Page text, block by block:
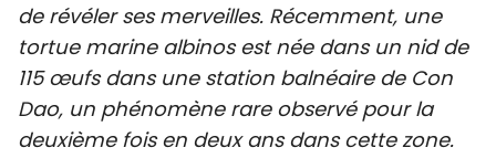
CULTURE
TOURISME
ENVIRONNEMENT
de révéler ses merveilles. Récemment, une
tortue marine albinos est née dans un nid de
115 œufs dans une station balnéaire de Con
Dao, un phénomène rare observé pour la
deuxième fois en deux ans dans cette zone.